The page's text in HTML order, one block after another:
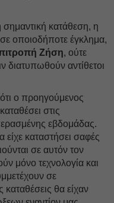
σημαντική κατάθεση, η
οποιοδήποτε έγκλημα,
Ζήση, ούτε
διατυπωθούν αντίθετοι
ο προηγούμενος
στις
εβδομάδας.
είχε καταστήσει σαφές
σε αυτόν τον
μόνο τεχνολογία και
σε
καταθέσεις θα είχαν